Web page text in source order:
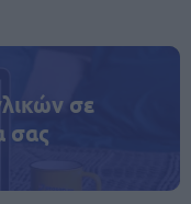
σε
σας